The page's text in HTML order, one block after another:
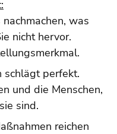
was
nicht hervor.
schlägt perfekt.
und die Menschen,
sind.
reichen